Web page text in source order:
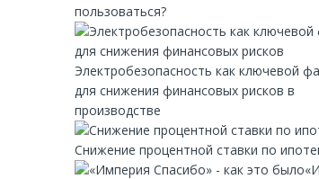
пользоваться?
Электробезопасность как ключевой
для снижения финансовых рисков в
производстве
Снижение процентной ставки по